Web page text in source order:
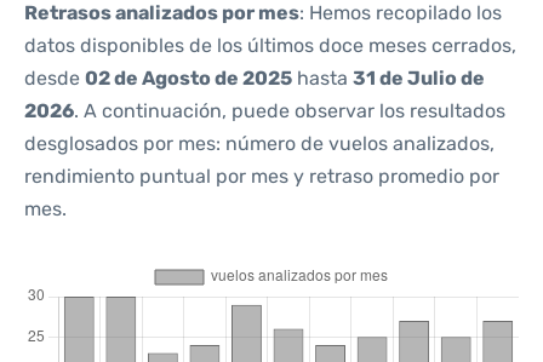
Retrasos analizados por mes: Hemos recopilado los
datos disponibles de los últimos doce meses cerrados,
desde 02 de Agosto de 2025 hasta 31 de Julio de
2026. A continuación, puede observar los resultados
desglosados por mes: número de vuelos analizados,
rendimiento puntual por mes y retraso promedio por
mes.